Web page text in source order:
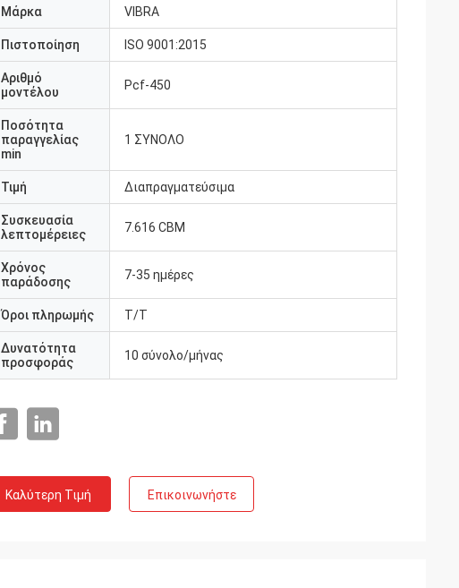
Μάρκα VIBRA
Πιστοποίηση ISO 9001:2015
Αριθμό
μοντέλου
Pcf-450
Ποσότητα
παραγγελίας
min
1 ΣΥΝΟΛΟ
Τιμή Διαπραγματεύσιμα
Συσκευασία
λεπτομέρειες
7.616 CBM
Χρόνος
παράδοσης
7-35 ημέρες
Όροι πληρωμής T/T
Δυνατότητα
προσφοράς
10 σύνολο/μήνας
Καλύτερη Τιμή Επικοινωνήστε